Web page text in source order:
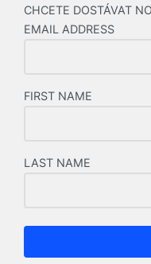
CHCETE DOSTÁVAT
EMAIL ADDRESS
FIRST NAME
LAST NAME